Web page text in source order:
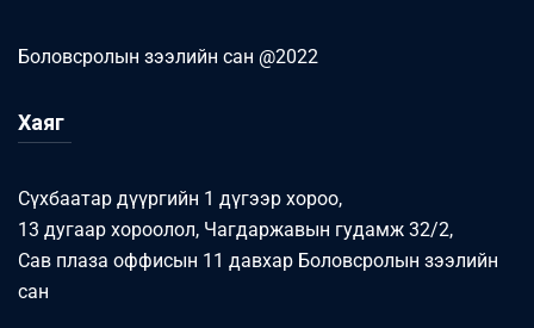
Боловсролын зээлийн сан @2022
Хаяг
Сүхбаатар дүүргийн 1 дүгээр хороо,
13 дугаар хороолол, Чагдаржавын гудамж 32/2,
Сав плаза оффисын 11 давхар Боловсролын зээлийн
сан